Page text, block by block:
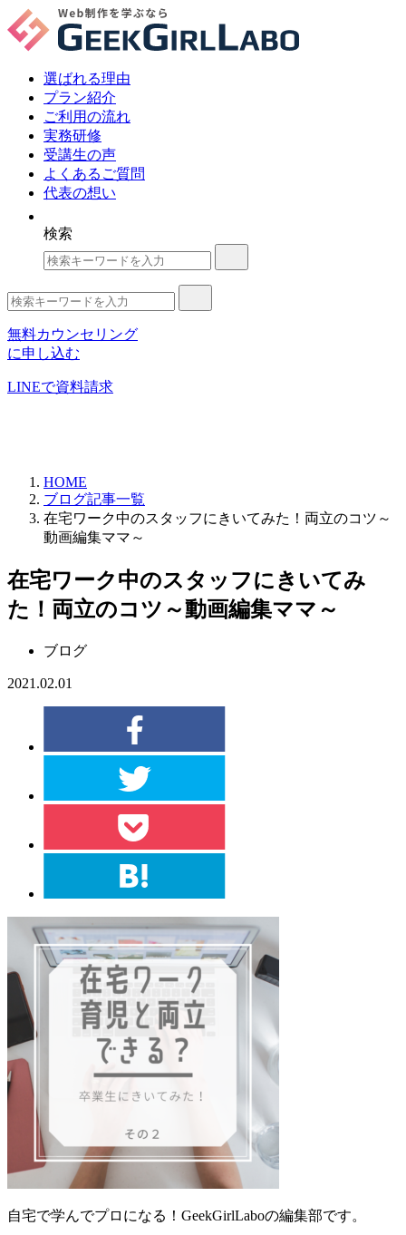
選ばれる理由
プラン紹介
ご利用の流れ
実務研修
受講生の声
よくあるご質問
代表の想い
検索
無料カウンセリング
に申し込む
LINEで資料請求
HOME
ブログ記事一覧
在宅ワーク中のスタッフにきいてみた！両立のコツ～
動画編集ママ～
在宅ワーク中のスタッフにきいてみ
た！両立のコツ～動画編集ママ～
ブログ
2021.02.01
自宅で学んでプロになる！GeekGirlLaboの編集部です。